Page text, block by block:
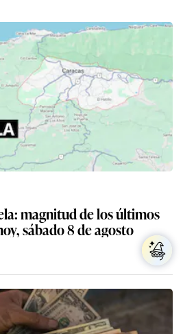
magnitud de los últimos
sábado 8 de agosto